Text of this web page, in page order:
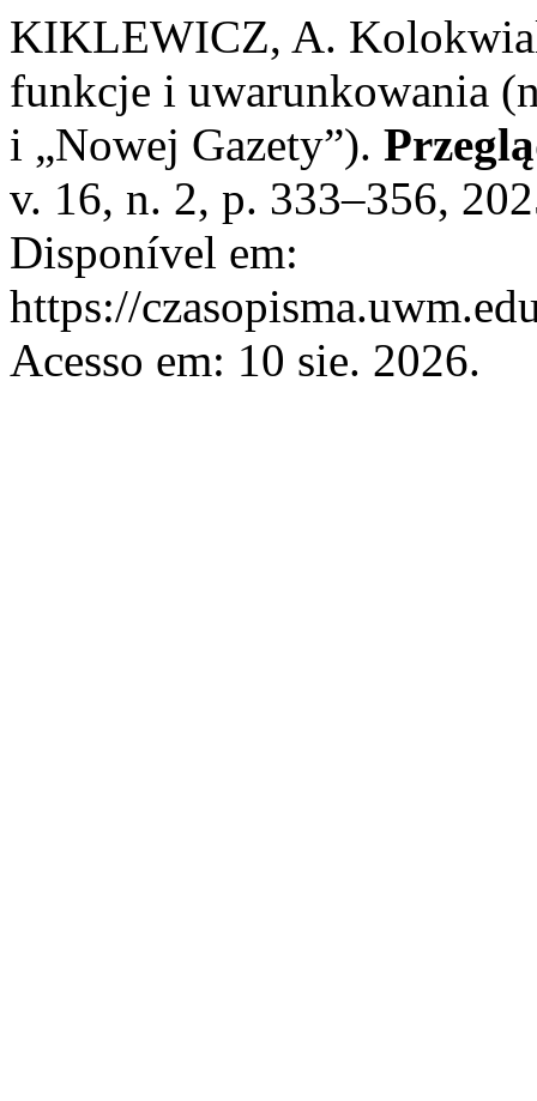
KIKLEWICZ, A.
funkcje i uwarunkowania
i „Nowej Gazety”).
v. 16, n. 2, p. 333–356,
Disponível em:
https://
Acesso em: 10 sie. 2026.